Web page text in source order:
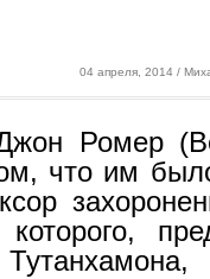
04 апреля, 2014 /
Ромер
что им